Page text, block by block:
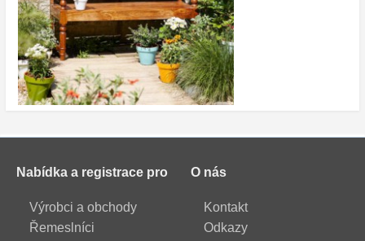
Nabídka a registrace pro
Výrobci a obchody
Řemeslníci
O nás
Kontakt
Odkazy